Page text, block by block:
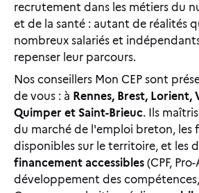
recrutement dans les métiers du
et de la santé : autant de réalités
nombreux salariés et
repenser leur parcours.
Nos conseillers Mon CEP sont
de vous : à Rennes, Brest, Lorient,
Quimper et Saint-Brieuc. Ils
du marché de l'emploi breton, les
disponibles sur le territoire, et les
financement accessibles (CPF,
développement des